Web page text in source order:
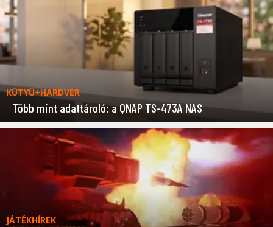
KÜTYÜ+HARDVER
Több mint adattároló: a QNAP TS-473A NAS
JÁTÉKHÍREK